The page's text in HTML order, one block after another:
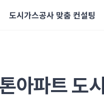
도시가스공사 맞춤 컨설팅
아파트 도시